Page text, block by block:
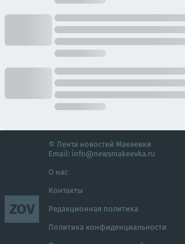
ZOV
© Лента новостей Макеевки
Email: info@newsmakeevka.ru
О нас
Контакты
Редакционная политика
Политика конфиденциальности